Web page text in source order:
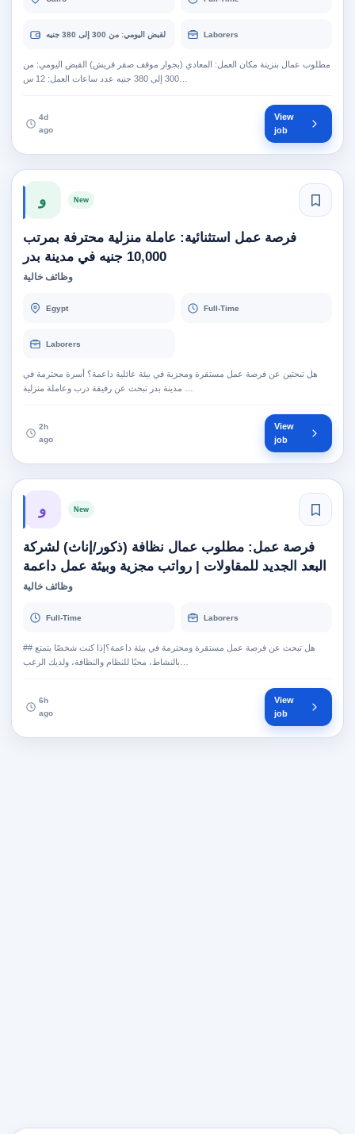
لقبض اليومي: من 300 إلى 380 جنيه Laborers
مطلوب عمال بنزينة مكان العمل: المعادي (بجوار موقف صقر قريش) القبض اليومي: من
4d
ago
View
job
و New
فرصة عمل استثنائية: عاملة منزلية محترفة بمرتب
10,000 جنيه في مدينة بدر
وظائف خالية
Egypt Full-Time
Laborers
هل تبحثين عن فرصة عمل مستقرة ومجزية في بيئة عائلية داعمة؟ أسرة محترمة في
2h
ago
View
job
و New
فرصة عمل: مطلوب عمال نظافة (ذكور/إناث) لشركة
البعد الجديد للمقاولات | رواتب مجزية وبيئة عمل داعمة
وظائف خالية
Full-Time Laborers
## هل تبحث عن فرصة عمل مستقرة ومحترمة في بيئة داعمة؟إذا كنت شخصًا يتمتع
6h
ago
View
job